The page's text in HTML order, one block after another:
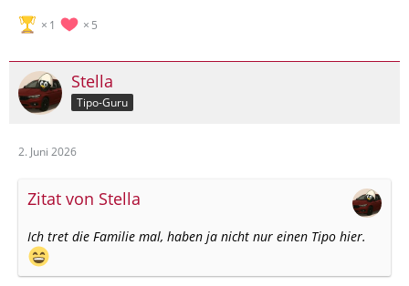
1 5
Stella
Tipo-Guru
2. Juni 2026
Zitat von Stella
Ich tret die Familie mal, haben ja nicht nur einen Tipo hier.